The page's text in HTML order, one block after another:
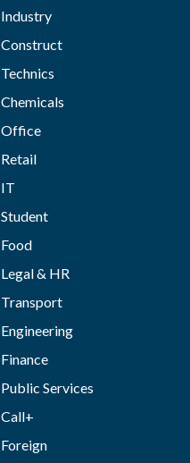
Industry
Construct
Technics
Chemicals
Office
Retail
IT
Student
Food
Legal & HR
Transport
Engineering
Finance
Public Services
Call+
Foreign